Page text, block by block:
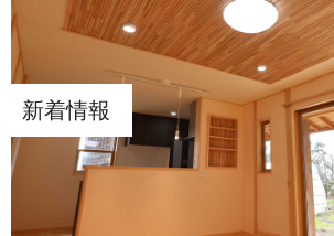
新着情報